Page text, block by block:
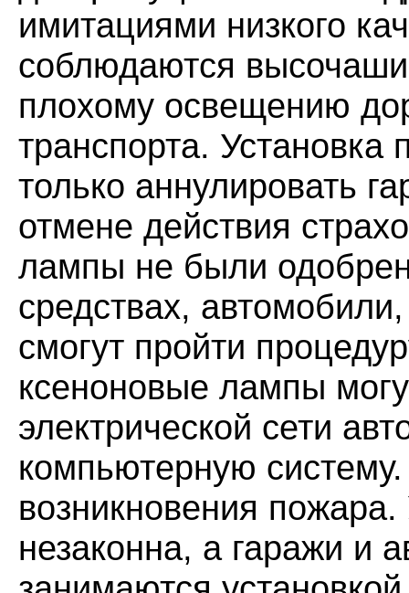
имитациями низкого
соблюдаются
плохому освещению
транспорта.
только аннулировать
отмене действия
лампы не были
средствах,
смогут пройти
ксеноновые лампы
электрической сети
компьютерную
возникновения
незаконна, а гаражи и